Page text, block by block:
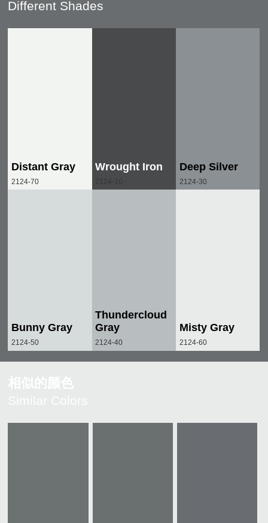
Different Shades
Distant Gray
2124-70
Wrought Iron
2124-10
Deep Silver
2124-30
Bunny Gray
2124-50
Thundercloud
Gray
2124-40
Misty Gray
2124-60